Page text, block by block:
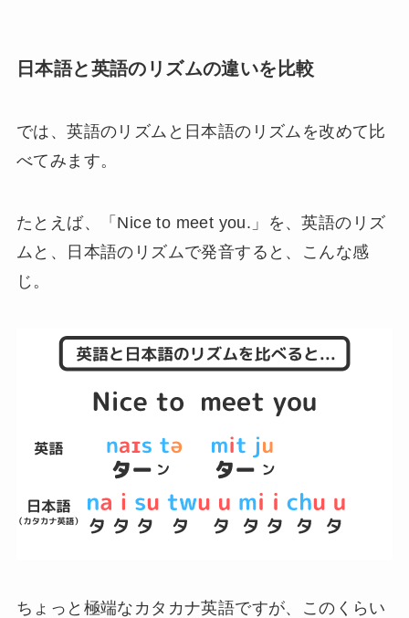
日本語と英語のリズムの違いを比較
では、英語のリズムと日本語のリズムを改めて比
べてみます。
たとえば、「Nice to meet you.」を、英語のリズ
ムと、日本語のリズムで発音すると、こんな感
じ。
ちょっと極端なカタカナ英語ですが、このくらい